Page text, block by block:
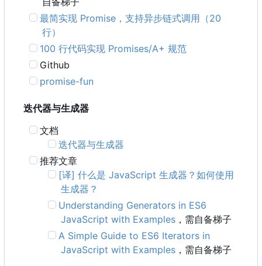
最简实现 Promise ，支持异步链式调用 （20
行）
100 行代码实现 Promises/A+ 规范
Github
promise-fun
迭代器与生成器
文档
迭代器与生成器
推荐文章
[译] 什么是 JavaScript 生成器？如何使用
生成器？
Understanding Generators in ES6
JavaScript with Examples ，需自备梯子
A Simple Guide to ES6 Iterators in
JavaScript with Examples ，需自备梯子